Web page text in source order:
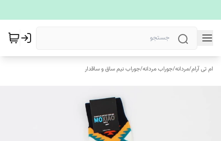
ام تی آرام/مردانه/جوراب مردانه/جوراب نیم ساق و ساقدار